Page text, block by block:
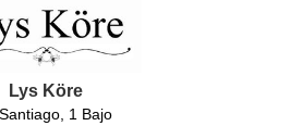
Lys Köre
1 Bajo